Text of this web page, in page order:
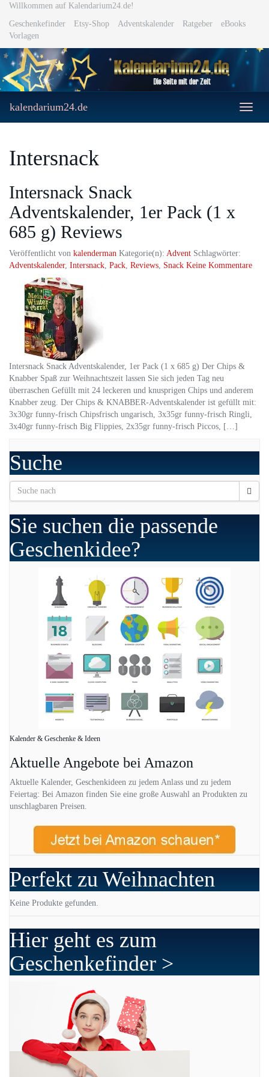
Skip
main
content
Willkommen auf Kalendarium24.de!
Geschenkefinder
Etsy-Shop Adventskalender Ratgeber
eBooks
Vorlagen
Toggle
kalendarium24.de
Intersnack
Intersnack Snack
Adventskalender, 1er Pack (1 x
685 g) Reviews
Veröffentlicht von kalenderman Kategorie(n): Advent Schlagwörter:
Adventskalender, Intersnack, Pack, Reviews, Snack Keine Kommentare
Intersnack Snack Adventskalender, 1er Pack (1 x 685 g) Der Chips &
Knabber Spaß zur Weihnachtszeit lassen Sie sich jeden Tag neu
überraschen Gefüllt mit 24 leckeren und knusprigen Chips und anderem
Knabber zeug. Der Chips & KNABBER-Adventskalender ist gefüllt mit:
3x30gr funny-frisch Chipsfrisch ungarisch, 3x35gr funny-frisch Ringli,
3x40gr funny-frisch Big Flippies, 2x35gr funny-frisch Piccos, […]
Suche
Sie suchen die passende
Geschenkidee?
Kalender & Geschenke & Ideen
Aktuelle Angebote bei Amazon
Aktuelle Kalender, Geschenkideen zu jedem Anlass und zu jedem
Feiertag: Bei Amazon finden Sie eine große Auswahl an Produkten zu
unschlagbaren Preisen.
Perfekt zu Weihnachten
Keine Produkte gefunden.
Hier geht es zum
Geschenkefinder >